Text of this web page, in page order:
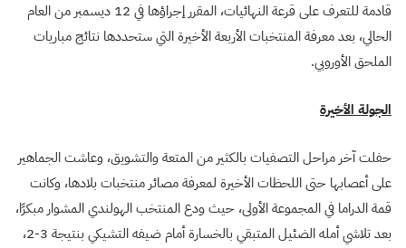
قادمة للتعرف على قرعة النهائيات، المقرر إجراؤها في 12 ديسمبر من العام
الحالي، بعد معرفة المنتخبات الأربعة الأخيرة التي ستحددها نتائج مباريات
الملحق الأوروبي.
الجولة الأخيرة
حفلت آخر مراحل التصفيات بالكثير من المتعة والتشويق، وعاشت الجماهير
على أعصابها حتى اللحظات الأخيرة لمعرفة مصائر منتخبات بلادها، وكانت
قمة الدراما في المجموعة الأولى، حيث ودع المنتخب الهولندي المشوار مبكرًا،
بعد تلاشي أمله الضئيل المتبقي بالخسارة أمام ضيفه التشيكي بنتيجة 3-2،